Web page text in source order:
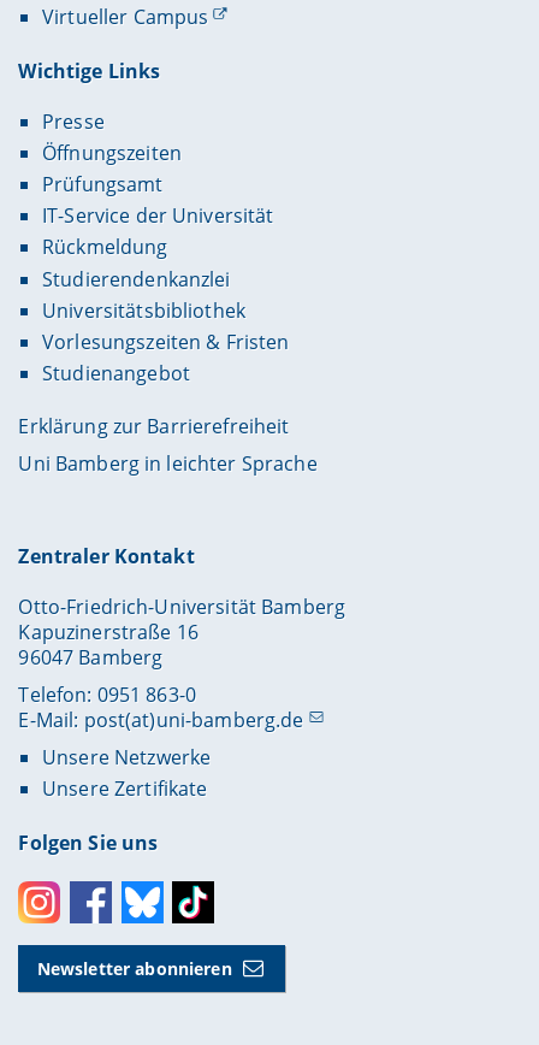
Virtueller Campus
Wichtige Links
Presse
Öffnungszeiten
Prüfungsamt
IT-Service der Universität
Rückmeldung
Studierendenkanzlei
Universitätsbibliothek
Vorlesungszeiten & Fristen
Studienangebot
Erklärung zur Barrierefreiheit
Uni Bamberg in leichter Sprache
Zentraler Kontakt
Otto-Friedrich-Universität Bamberg
Kapuzinerstraße 16
96047 Bamberg
Telefon: 0951 863-0
E-Mail: post(at)uni-bamberg.de
Unsere Netzwerke
Unsere Zertifikate
Folgen Sie uns
InstagramFacebookBlueskyToktok
Newsletter abonnieren